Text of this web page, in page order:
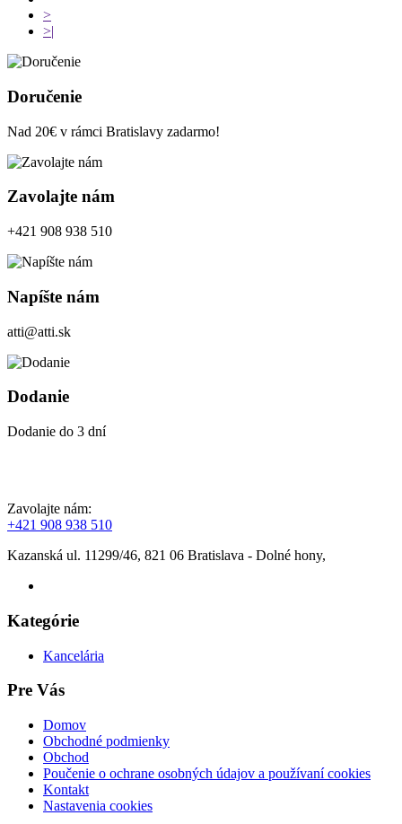
>
>|
Doručenie
Nad 20€ v rámci Bratislavy zadarmo!
Zavolajte nám
+421 908 938 510
Napíšte nám
atti@atti.sk
Dodanie
Dodanie do 3 dní
Zavolajte nám:
+421 908 938 510
Kazanská ul. 11299/46, 821 06 Bratislava - Dolné hony,
Kategórie
Kancelária
Pre Vás
Domov
Obchodné podmienky
Obchod
Poučenie o ochrane osobných údajov a používaní cookies
Kontakt
Nastavenia cookies